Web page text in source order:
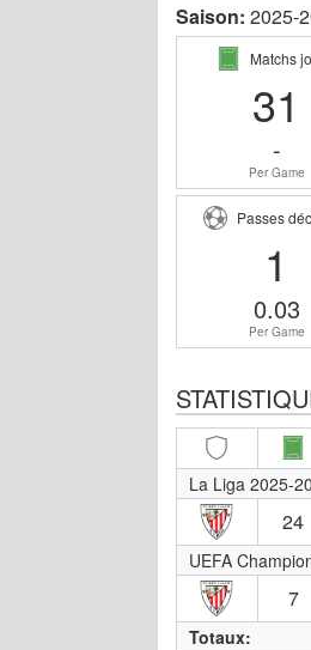
Saison: 2025-
Matchs
31
-
Per Game
Passes
1
0.03
Per Game
La Liga 2025-
24
UEFA
7
Totaux: